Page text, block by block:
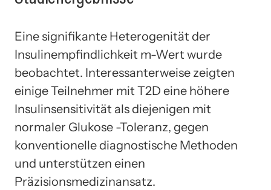
Eine signifikante Heterogenität der
Insulinempfindlichkeit m-Wert wurde
beobachtet. Interessanterweise zeigten
einige Teilnehmer mit T2D eine höhere
Insulinsensitivität als diejenigen mit
normaler Glukose -Toleranz, gegen
konventionelle diagnostische Methoden
und unterstützen einen
Präzisionsmedizinansatz.